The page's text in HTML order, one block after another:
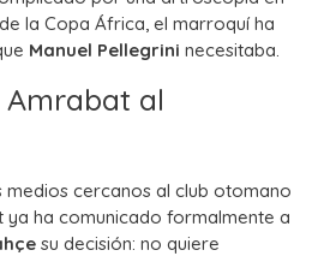
la Copa África, el marroquí ha
Manuel Pellegrini necesitaba.
Amrabat al
medios cercanos al club otomano
ha comunicado formalmente a
su decisión: no quiere